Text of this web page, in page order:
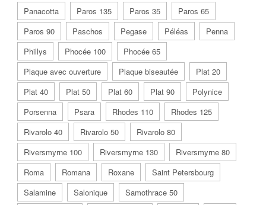
Panacotta
Paros 135 Paros 35
Paros 65
Paros 90
Paschos Pegase Péléas
Penna
Phillys
Phocée 100
Phocée 65
Plaque avec ouverture
Plaque biseautée
Plat 20
Plat 40
Plat 50 Plat 60 Plat 90
Polynice
Porsenna
Psara Rhodes 110
Rhodes 125
Rivarolo 40
Rivarolo 50
Rivarolo 80
Riversmyrne 100
Riversmyrne 130
Riversmyrne 80
Roma
Romana Roxane
Saint Petersbourg
Salamine
Salonique
Samothrace 50